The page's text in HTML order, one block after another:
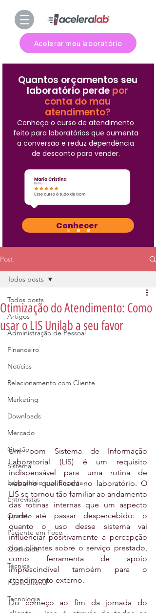
Acelerar meu laboratório
Quantos orçamentos seu
laboratório perde por
conta do mau
atendimento?
Conheça o curso de atendimento
feito para laboratórios que aumenta
a conversão e reduz dependência
de desconto para vender.
Conhecer
Post
Todos posts
Artigos
Administração de Pessoal
Financeiro
Notícias
Relacionamento com Cliente
Marketing
Downloads
Mercado
Gestão
Sistema
Laboratório que Encanta
Entrevistas
Opinião
Paciente em Foco
Qualidade
Técnica
Publieditorial
Tecnologia
Todos posts
Otimização do Atendimento: Como
usar o LIS Unilab a seu favor
Um bom Sistema de Informação
Laboratorial (LIS) é um requisito
indispensável para uma rotina de
trabalho qualificada no laboratório. O
LIS se tornou tão familiar ao andamento
das rotinas internas que um aspecto
pode até passar despercebido: o
quanto o uso desse sistema vai
influenciar positivamente a percepção
dos clientes sobre o serviço prestado,
como ferramenta de apoio
imprescindível também para o
atendimento externo.
Do começo ao fim da jornada do